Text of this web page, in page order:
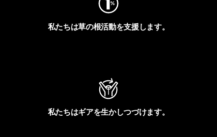
私たちは草の根活動を支援します。
私たちはギアを生かしつづけます。